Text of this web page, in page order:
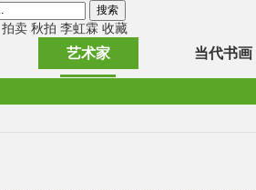
拍卖 秋拍 李虹霖 收藏
艺术家 当代书画